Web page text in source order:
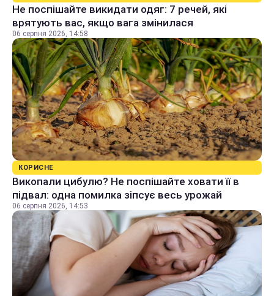
Не поспішайте викидати одяг: 7 речей, які
врятують вас, якщо вага змінилася
06 серпня 2026, 14:58
КОРИСНЕ
Викопали цибулю? Не поспішайте ховати її в
підвал: одна помилка зіпсує весь урожай
06 серпня 2026, 14:53